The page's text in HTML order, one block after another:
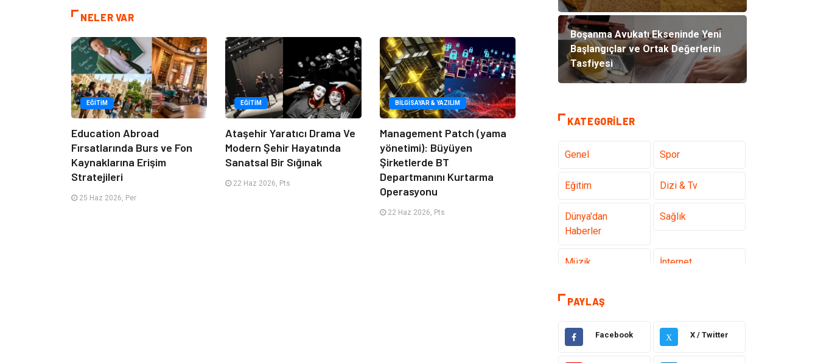
NELER VAR
EĞITIM
Education Abroad
Fırsatlarında Burs ve Fon
Kaynaklarına Erişim
Stratejileri
25 Haz 2026, Per
EĞITIM
Ataşehir Yaratıcı Drama Ve
Modern Şehir Hayatında
Sanatsal Bir Sığınak
22 Haz 2026, Pts
BILGISAYAR & YAZILIM
Management Patch (yama
yönetimi): Büyüyen
Şirketlerde BT
Departmanını Kurtarma
Operasyonu
22 Haz 2026, Pts
Boşanma Avukatı Ekseninde Yeni
Başlangıçlar ve Ortak Değerlerin
Tasfiyesi
KATEGORILER
Genel Spor
Eğitim Dizi & Tv
Dünya'dan
Haberler
Sağlık
Müzik İnternet
Ülkemizden
Haberler
Teknoloji Kültür ve Sanat
PAYLAŞ
Facebook X X / Twitter